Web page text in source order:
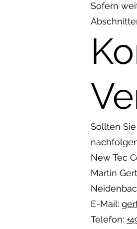
Sofern
Sollten
New Tec
Martin
E-Mail:
Telefon: